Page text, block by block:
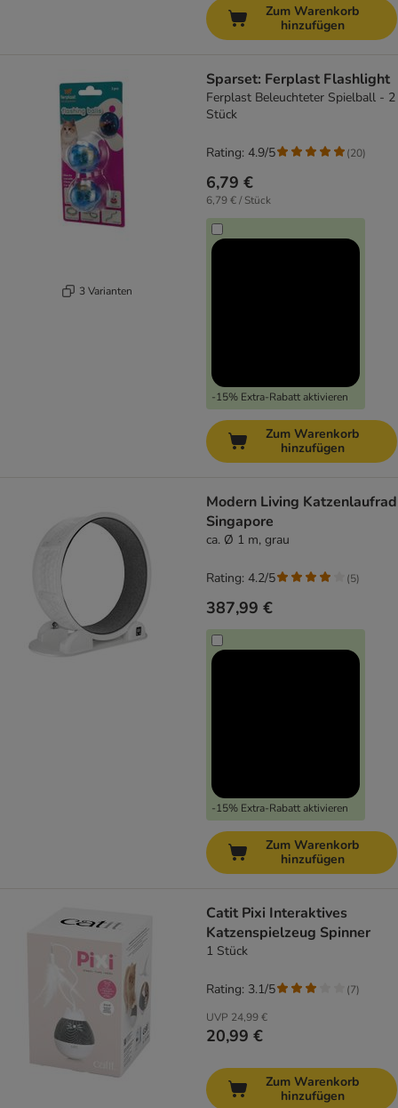
Zum Warenkorb
hinzufügen
3 Varianten
Sparset: Ferplast Flashlight
Ferplast Beleuchteter Spielball - 2
Stück
6,79 €
6,79 € / Stück
-15% Extra-Rabatt aktivieren
Rating: 4.9/5 (20)
Zum Warenkorb
hinzufügen
Modern Living Katzenlaufrad
Singapore
ca. Ø 1 m, grau
387,99 €
-15% Extra-Rabatt aktivieren
Rating: 4.2/5 (5)
Zum Warenkorb
hinzufügen
Catit Pixi Interaktives
Katzenspielzeug Spinner
1 Stück
UVP 24,99 €
20,99 €
Rating: 3.1/5 (7)
Zum Warenkorb
hinzufügen